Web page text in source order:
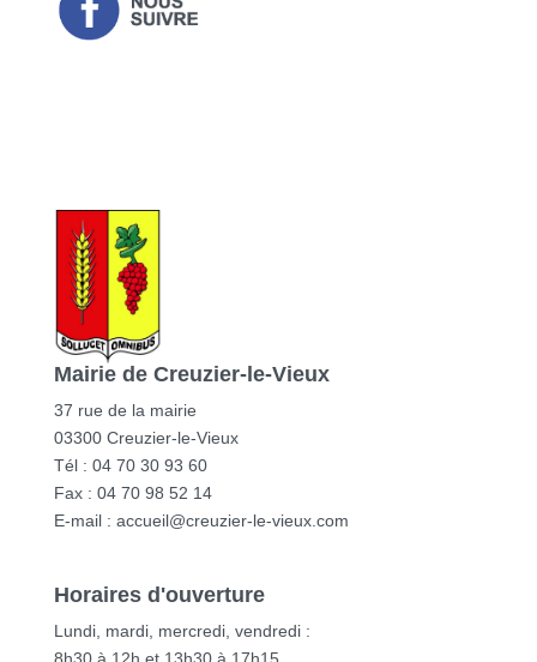
Mairie de Creuzier-le-Vieux
37 rue de la mairie
03300 Creuzier-le-Vieux
Tél : 04 70 30 93 60
Fax : 04 70 98 52 14
E-mail : accueil@creuzier-le-vieux.com
Horaires d'ouverture
Lundi, mardi, mercredi, vendredi :
8h30 à 12h et 13h30 à 17h15